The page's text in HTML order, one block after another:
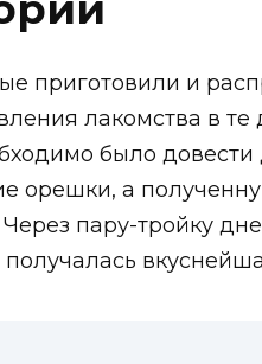
приготовили и
лакомства в
было
орешки, а
пару-тройку
получалась